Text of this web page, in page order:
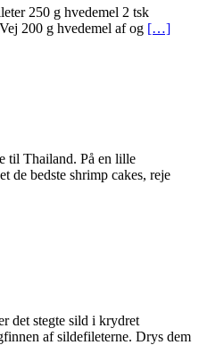
250 g hvedemel 2 tsk
200 g hvedemel af og […]
til Thailand. På en lille
de bedste shrimp cakes, reje
det stegte sild i krydret
af sildefileterne. Drys dem